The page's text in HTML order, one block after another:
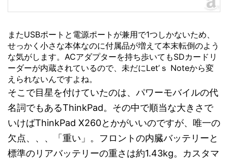
またUSBポートと電源ポートが兼用で1つしかないため、
せっかく小さな本体なのに付属品が増えて本末転倒のよう
な気がします。ACアダプターを持ち歩いてもSDカードリ
ーダーが内蔵されているので、未だにLet’ｓ Noteから変
えられないんですよね。
そこで目星を付けていたのは、パワーモバイルの代
名詞でもあるThinkPad。その中で順当な大きさで
いけばThinkPad X260とかがいいのですが、唯一の
欠点、、、「重い」。フロントの内臓バッテリーと
標準のリアバッテリーの重さは約1.43kg。カスタマ